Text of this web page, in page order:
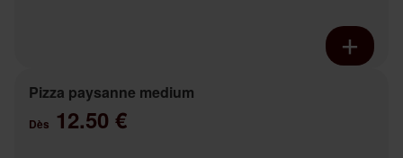
Pizza paysanne medium
Dès 12.50 €